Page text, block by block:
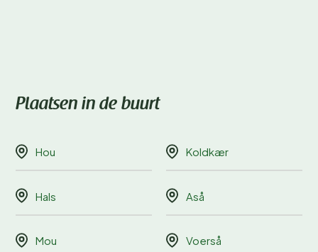
Plaatsen in de buurt
Hou Koldkær
Hals Aså
Mou Voerså